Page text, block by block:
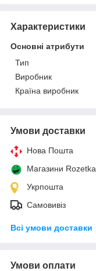
Характеристики
Основні атрибути
Тип
Виробник
Країна виробник
Умови доставки
Нова Пошта
Магазини Rozetka
Укрпошта
Самовивіз
Всі умови доставки
Умови оплати